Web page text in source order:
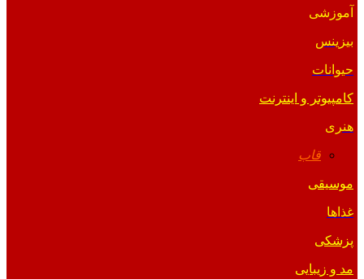
آموزشی
بیزینس
حیوانات
کامپیوتر و اینترنت
هنری
قاب
موسیقی
غذاها
پزشکی
مد و زیبایی